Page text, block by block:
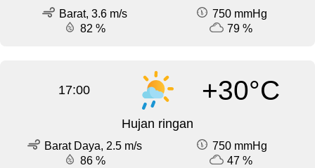
Barat, 3.6 m/s
750 mmHg
82 %
79 %
17:00 +30°C
Hujan ringan
Barat Daya, 2.5 m/s
750 mmHg
86 %
47 %